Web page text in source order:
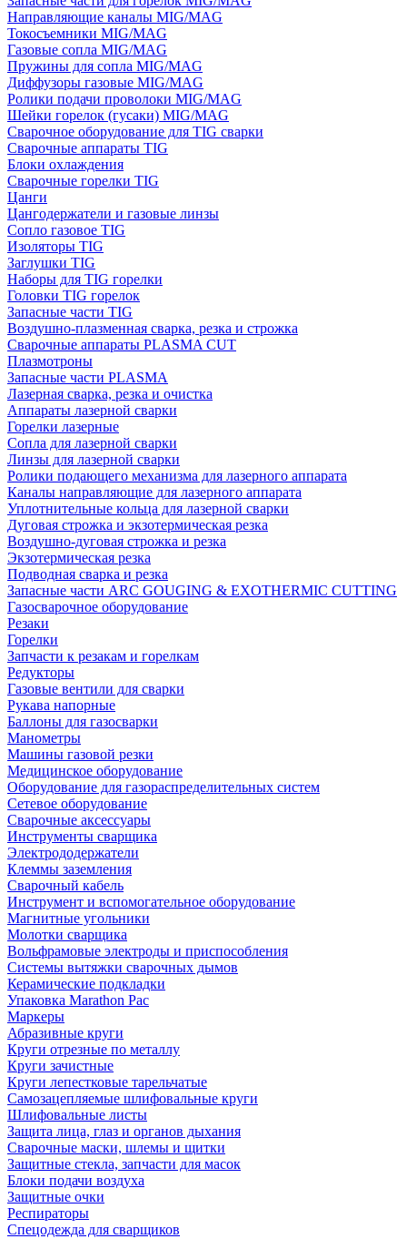
Направляющие каналы MIG/MAG
Токосъемники MIG/MAG
Газовые сопла MIG/MAG
Пружины для сопла MIG/MAG
Диффузоры газовые MIG/MAG
Ролики подачи проволоки MIG/MAG
Шейки горелок (гусаки) MIG/MAG
Сварочное оборудование для TIG сварки
Сварочные аппараты TIG
Блоки охлаждения
Сварочные горелки TIG
Цанги
Цангодержатели и газовые линзы
Сопло газовое TIG
Изоляторы TIG
Заглушки TIG
Наборы для TIG горелки
Головки TIG горелок
Запасные части TIG
Воздушно-плазменная сварка, резка и строжка
Сварочные аппараты PLASMA CUT
Плазмотроны
Запасные части PLASMA
Лазерная сварка, резка и очистка
Аппараты лазерной сварки
Горелки лазерные
Сопла для лазерной сварки
Линзы для лазерной сварки
Ролики подающего механизма для лазерного аппарата
Каналы направляющие для лазерного аппарата
Уплотнительные кольца для лазерной сварки
Дуговая строжка и экзотермическая резка
Воздушно-дуговая строжка и резка
Экзотермическая резка
Подводная сварка и резка
Запасные части ARC GOUGING & EXOTHERMIC CUTTING
Газосварочное оборудование
Резаки
Горелки
Запчасти к резакам и горелкам
Редукторы
Газовые вентили для сварки
Рукава напорные
Баллоны для газосварки
Манометры
Машины газовой резки
Медицинское оборудование
Оборудование для газораспределительных систем
Сетевое оборудование
Сварочные аксессуары
Инструменты сварщика
Электрододержатели
Клеммы заземления
Сварочный кабель
Инструмент и вспомогательное оборудование
Магнитные угольники
Молотки сварщика
Вольфрамовые электроды и приспособления
Системы вытяжки сварочных дымов
Керамические подкладки
Упаковка Marathon Pac
Маркеры
Абразивные круги
Круги отрезные по металлу
Круги зачистные
Круги лепестковые тарельчатые
Самозацепляемые шлифовальные круги
Шлифовальные листы
Защита лица, глаз и органов дыхания
Сварочные маски, шлемы и щитки
Защитные стекла, запчасти для масок
Блоки подачи воздуха
Защитные очки
Респираторы
Спецодежда для сварщиков